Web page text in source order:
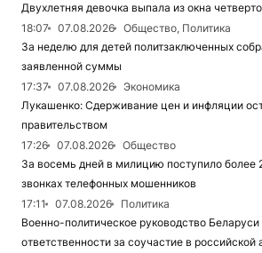
Двухлетняя девочка выпала из окна
18:07
07.08.2026
Общество, Политика
За неделю для детей политзаключенных
заявленной суммы
17:37
07.08.2026
Экономика
Лукашенко: Сдерживание цен и инфляции
правительством
17:26
07.08.2026
Общество
За восемь дней в милицию поступило более
звонках телефонных мошенников
17:11
07.08.2026
Политика
Военно-политическое руководство Беларуси
ответственности за соучастие в